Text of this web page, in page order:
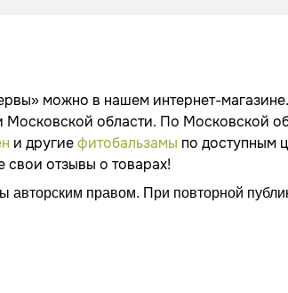
можно в нашем интернет-магазине.
Московской области. По Московской
и другиефитобальзамы по доступным
свои отзывы о товарах!
правом. При повторной